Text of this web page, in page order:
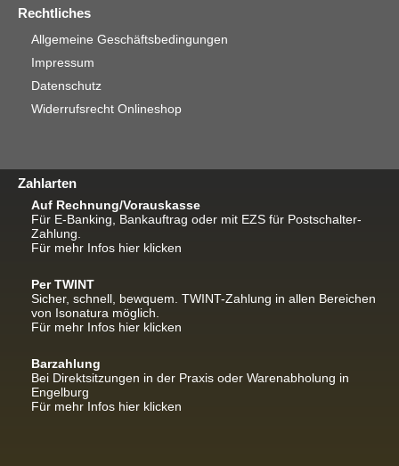
Rechtliches
Allgemeine Geschäftsbedingungen
Impressum
Datenschutz
Widerrufsrecht Onlineshop
Zahlarten
Auf Rechnung/Vorauskasse
Für E-Banking, Bankauftrag oder mit EZS für Postschalter-
Zahlung.
Für mehr Infos hier klicken
Per TWINT
Sicher, schnell, bewquem. TWINT-Zahlung in allen Bereichen
von Isonatura möglich.
Für mehr Infos hier klicken
Barzahlung
Bei Direktsitzungen in der Praxis oder Warenabholung in
Engelburg
Für mehr Infos hier klicken